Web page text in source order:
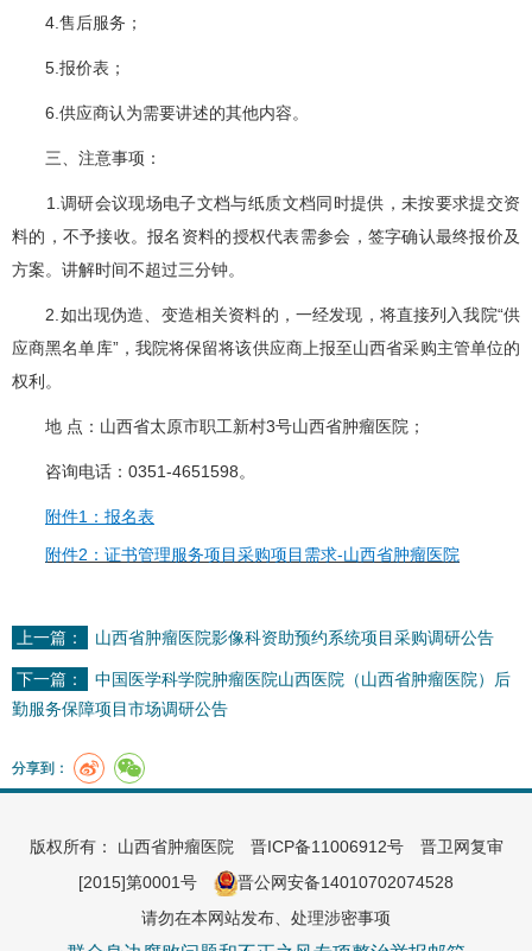
4.售后服务；
5.报价表；
6.供应商认为需要讲述的其他内容。
三、注意事项：
1.调研会议现场电子文档与纸质文档同时提供，未按要求提交资
料的，不予接收。报名资料的授权代表需参会，签字确认最终报价及
方案。讲解时间不超过三分钟。
2.如出现伪造、变造相关资料的，一经发现，将直接列入我院“供
应商黑名单库”，我院将保留将该供应商上报至山西省采购主管单位的
权利。
地 点：山西省太原市职工新村3号山西省肿瘤医院；
咨询电话：0351-4651598。
附件1：报名表
附件2：证书管理服务项目采购项目需求-山西省肿瘤医院
上一篇： 山西省肿瘤医院影像科资助预约系统项目采购调研公告
下一篇：
中国医学科学院肿瘤医院山西医院（山西省肿瘤医院）后
勤服务保障项目市场调研公告
分享到：
版权所有： 山西省肿瘤医院 晋ICP备11006912号晋卫网复审
[2015]第0001号
晋公网安备14010702074528
请勿在本网站发布、处理涉密事项